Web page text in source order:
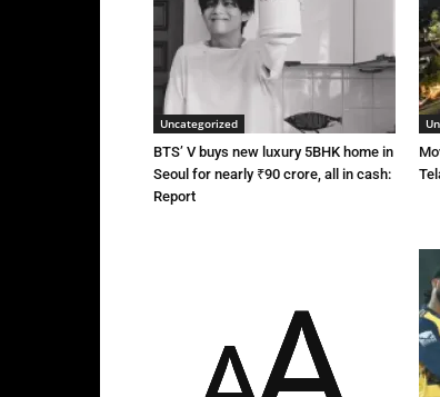
Uncategorized
BTS’ V buys new luxury 5BHK home in
Seoul for nearly ₹90 crore, all in cash:
Report